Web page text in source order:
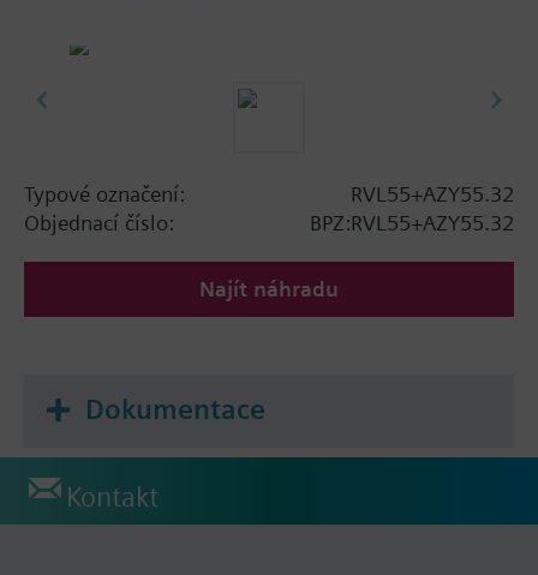
Typové označení:
RVL55+AZY55.32
Objednací číslo:
BPZ:RVL55+AZY55.32
Najít náhradu
Dokumentace
Kontakt